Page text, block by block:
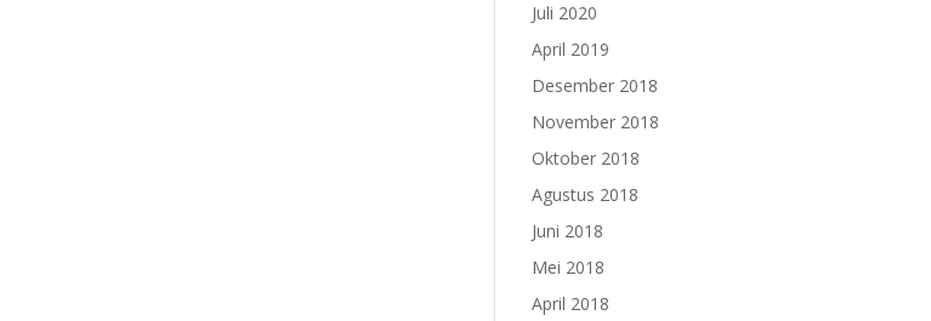
Juli 2020
April 2019
Desember 2018
November 2018
Oktober 2018
Agustus 2018
Juni 2018
Mei 2018
April 2018